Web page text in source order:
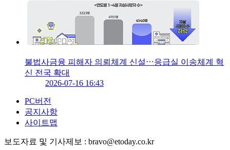
불법사금융 피해자 의뢰체계 신설⋯응급실 이송체계 혁
신 전국 확대
2026-07-16 16:43
PC버전
공지사항
사이트맵
보도자료 및 기사제보 : bravo@etoday.co.kr